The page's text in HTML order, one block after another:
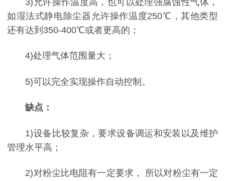
3)允许操作温度高，也可以处理强腐蚀性气体，
如湿法式静电除尘器允许操作温度250℃，其他类型
还有达到350-400℃或者更高的；
4)处理气体范围量大；
5)可以完全实现操作自动控制。
缺点：
1)设备比较复杂，要求设备调运和安装以及维护
管理水平高；
2)对粉尘比电阻有一定要求， 所以对粉尘有一定